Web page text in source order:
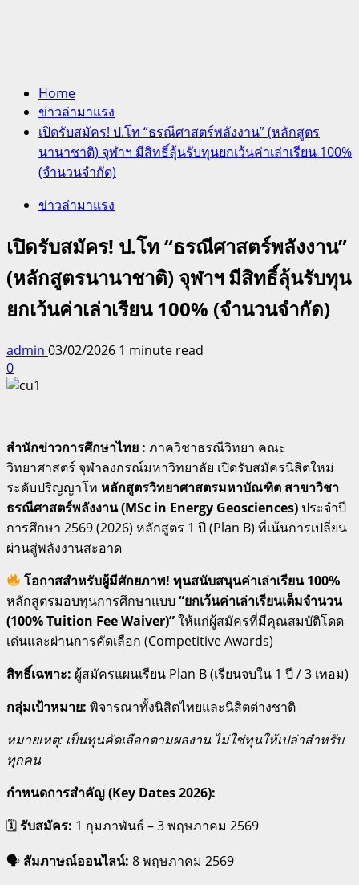
Home
ข่าวล่ามาแรง
เปิดรับสมัคร! ป.โท “ธรณีศาสตร์พลังงาน” (หลักสูตร
นานาชาติ) จุฬาฯ มีสิทธิ์ลุ้นรับทุนยกเว้นค่าเล่าเรียน 100%
(จำนวนจำกัด)
ข่าวล่ามาแรง
เปิดรับสมัคร! ป.โท “ธรณีศาสตร์พลังงาน”
(หลักสูตรนานาชาติ) จุฬาฯ มีสิทธิ์ลุ้นรับทุน
ยกเว้นค่าเล่าเรียน 100% (จำนวนจำกัด)
admin 03/02/2026 1 minute read
0
สำนักข่าวการศึกษาไทย : ภาควิชาธรณีวิทยา คณะ
วิทยาศาสตร์ จุฬาลงกรณ์มหาวิทยาลัย เปิดรับสมัครนิสิตใหม่
ระดับปริญญาโท หลักสูตรวิทยาศาสตรมหาบัณฑิต สาขาวิชา
ธรณีศาสตร์พลังงาน (MSc in Energy Geosciences)ประจำปี
การศึกษา 2569 (2026) หลักสูตร 1 ปี (Plan B) ที่เน้นการเปลี่ยน
ผ่านสู่พลังงานสะอาด
โอกาสสำหรับผู้มีศักยภาพ! ทุนสนับสนุนค่าเล่าเรียน 100%
หลักสูตรมอบทุนการศึกษาแบบ “ยกเว้นค่าเล่าเรียนเต็มจำนวน
(100% Tuition Fee Waiver)”ให้แก่ผู้สมัครที่มีคุณสมบัติโดด
เด่นและผ่านการคัดเลือก (Competitive Awards)
สิทธิ์เฉพาะ: ผู้สมัครแผนเรียน Plan B (เรียนจบใน 1 ปี / 3 เทอม)
กลุ่มเป้าหมาย: พิจารณาทั้งนิสิตไทยและนิสิตต่างชาติ
หมายเหตุ: เป็นทุนคัดเลือกตามผลงาน ไม่ใช่ทุนให้เปล่าสำหรับ
ทุกคน
กำหนดการสำคัญ (Key Dates 2026):
🗓 รับสมัคร: 1 กุมภาพันธ์ – 3 พฤษภาคม 2569
🗣 สัมภาษณ์ออนไลน์: 8 พฤษภาคม 2569